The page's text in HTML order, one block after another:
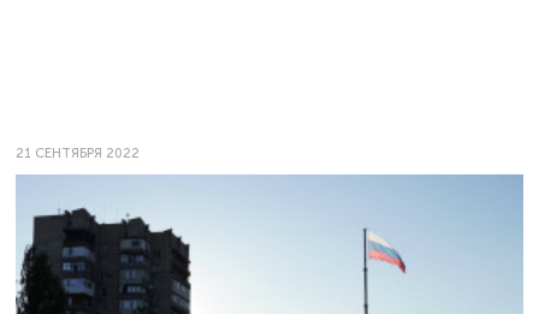
21 СЕНТЯБРЯ 2022